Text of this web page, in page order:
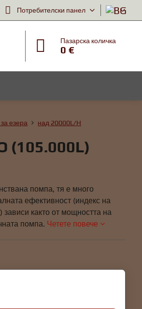
Потребителски панел
Пазарска количка
0 €
езера над 20000L/H
(105.000L)
помпа, тя е много
ефективност (индекс на
както от мощността на
помпа. Четете повече